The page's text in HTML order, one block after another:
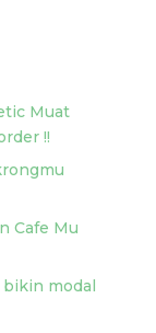
Muat
!!
Cafe Mu
bikin modal